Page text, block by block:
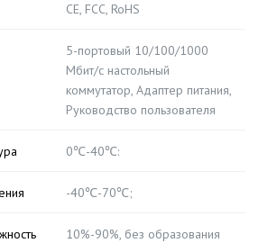
CE, FCC, RoHS
5-портовый 10/100/1000
Мбит/с настольный
коммутатор, Адаптер питания,
Руководство пользователя
0℃-40℃:
-40℃-70℃;
10%-90%, без образования